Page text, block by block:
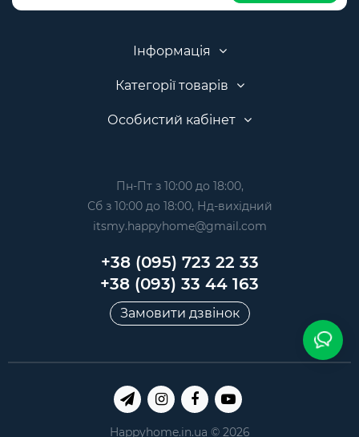
Інформація
Категорії товарів
Особистий кабінет
Пн-Пт з 10:00 до 18:00,
Сб з 10:00 до 18:00, Нд-вихідний
itsmy.happyhome@gmail.com
+38 (095) 723 22 33
+38 (093) 33 44 163
Замовити дзвінок
Happyhome.in.ua © 2026